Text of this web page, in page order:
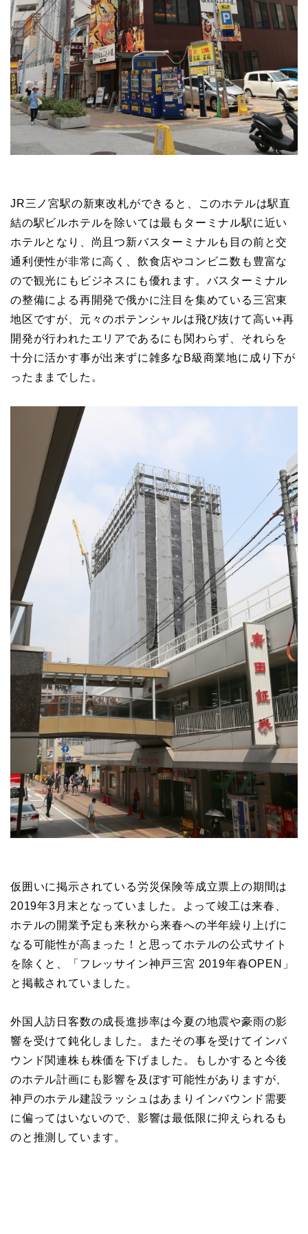
JR三ノ宮駅の新東改札ができると、このホテルは駅直
結の駅ビルホテルを除いては最もターミナル駅に近い
ホテルとなり、尚且つ新バスターミナルも目の前と交
通利便性が非常に高く、飲食店やコンビニ数も豊富な
ので観光にもビジネスにも優れます。バスターミナル
の整備による再開発で俄かに注目を集めている三宮東
地区ですが、元々のポテンシャルは飛び抜けて高い+再
開発が行われたエリアであるにも関わらず、それらを
十分に活かす事が出来ずに雑多なB級商業地に成り下が
ったままでした。
仮囲いに掲示されている労災保険等成立票上の期間は
2019年3月末となっていました。よって竣工は来春、
ホテルの開業予定も来秋から来春への半年繰り上げに
なる可能性が高まった！と思ってホテルの公式サイト
を除くと、「フレッサイン神戸三宮 2019年春OPEN」
と掲載されていました。
外国人訪日客数の成長進捗率は今夏の地震や豪雨の影
響を受けて鈍化しました。またその事を受けてインバ
ウンド関連株も株価を下げました。もしかすると今後
のホテル計画にも影響を及ぼす可能性がありますが、
神戸のホテル建設ラッシュはあまりインバウンド需要
に偏ってはいないので、影響は最低限に抑えられるも
のと推測しています。